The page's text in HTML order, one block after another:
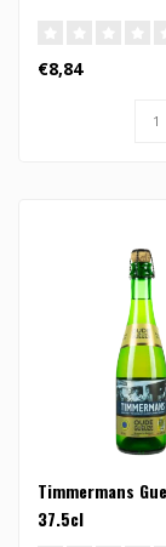
€8,84
Timmermans
37.5cl